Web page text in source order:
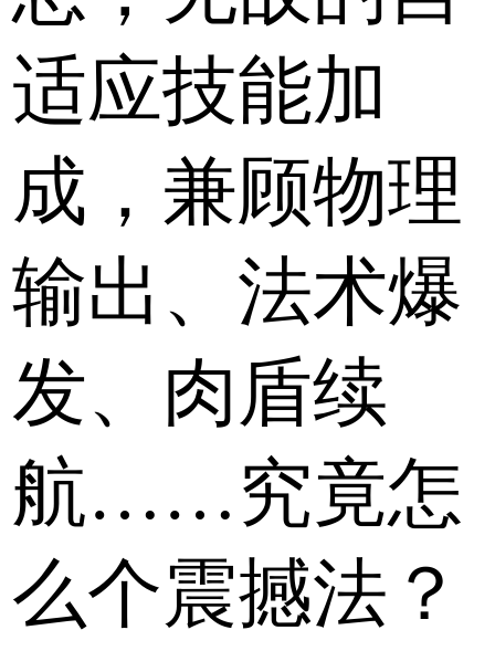
适应技能加
成，兼顾物理
输出、法术爆
发、肉盾续
航……究竟怎
么个震撼法？